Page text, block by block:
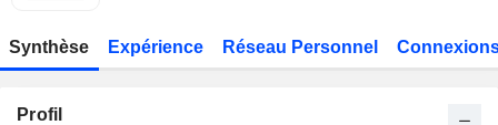
Synthèse Expérience Réseau Personnel
Profil